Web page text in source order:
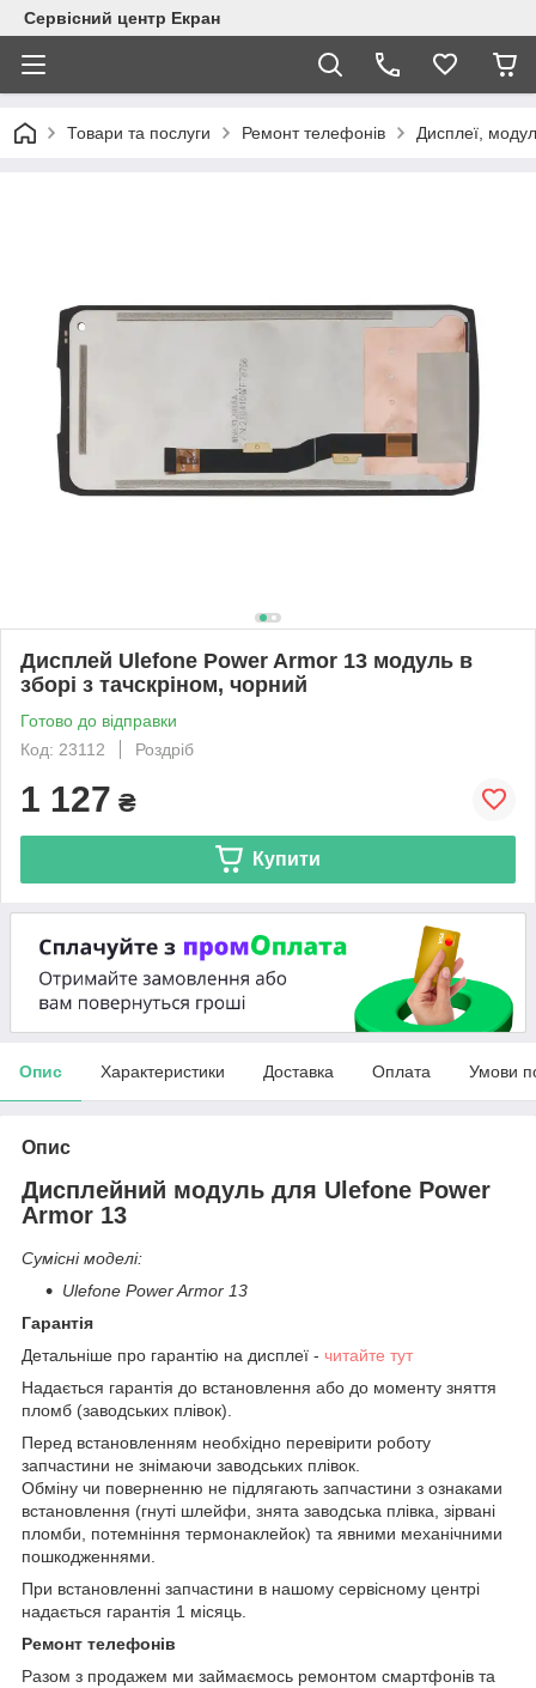
Сервісний центр Екран
Товари та послуги Ремонт телефонів Дисплеї,
Дисплей Ulefone Power Armor 13 модуль в
зборі з тачскріном, чорний
Готово до відправки
Код: 23112
Роздріб
1 127 ₴
Купити
Опис Характеристики Доставка Оплата Умови
Опис
Дисплейний модуль для Ulefone Power
Armor 13
Сумісні моделі:
Ulefone Power Armor 13
Гарантія
Детальніше про гарантію на дисплеї - читайте тут
Надається гарантія до встановлення або до моменту зняття
пломб (заводських плівок).
Перед встановленням необхідно перевірити роботу
запчастини не знімаючи заводських плівок.
Обміну чи поверненню не підлягають запчастини з ознаками
встановлення (гнуті шлейфи, знята заводська плівка, зірвані
пломби, потемніння термонаклейок) та явними механічними
пошкодженнями.
При встановленні запчастини в нашому сервісному центрі
надається гарантія 1 місяць.
Ремонт телефонів
Разом з продажем ми займаємось ремонтом смартфонів та